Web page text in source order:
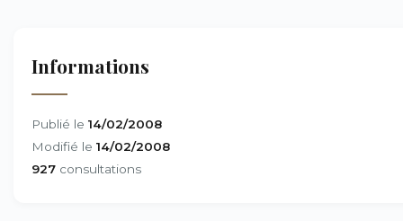
Informations
Publié le 14/02/2008
Modifié le 14/02/2008
927 consultations